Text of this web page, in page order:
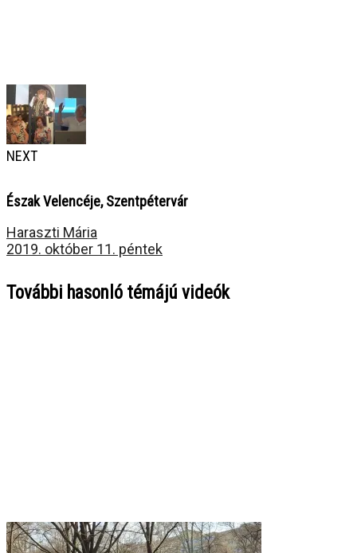
NEXT
Észak Velencéje, Szentpétervár
Haraszti Mária
2019. október 11. péntek
További hasonló témájú videók